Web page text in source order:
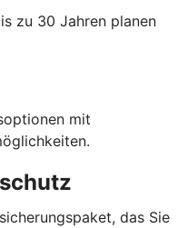
zu 30 Jahren planen
mit
das Sie